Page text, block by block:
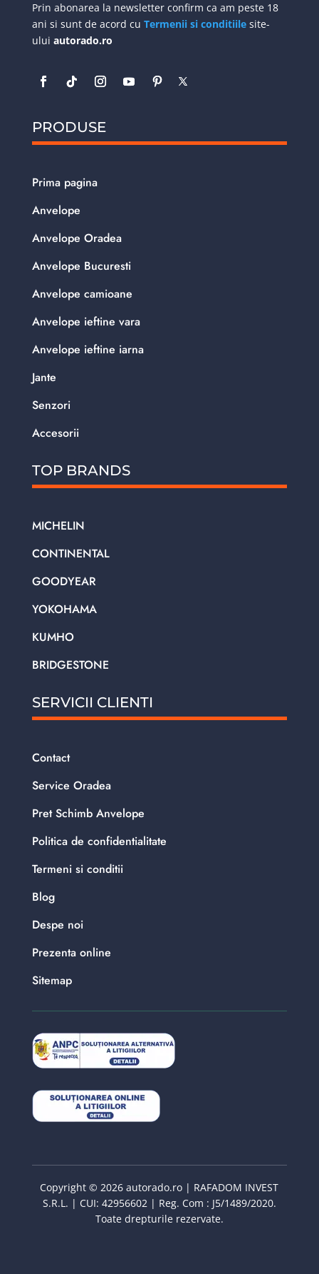
Prin abonarea la newsletter confirm ca am peste 18
ani si sunt de acord cu Termenii si conditiilesite-
ului autorado.ro
PRODUSE
Prima pagina
Anvelope
Anvelope Oradea
Anvelope Bucuresti
Anvelope camioane
Anvelope ieftine vara
Anvelope ieftine iarna
Jante
Senzori
Accesorii
TOP BRANDS
MICHELIN
CONTINENTAL
GOODYEAR
YOKOHAMA
KUMHO
BRIDGESTONE
SERVICII CLIENTI
Contact
Service Oradea
Pret Schimb Anvelope
Politica de confidentialitate
Termeni si conditii
Blog
Despe noi
Prezenta online
Sitemap
Copyright © 2026 autorado.ro | RAFADOM INVEST
S.R.L. | CUI: 42956602 | Reg. Com : J5/1489/2020.
Toate drepturile rezervate.